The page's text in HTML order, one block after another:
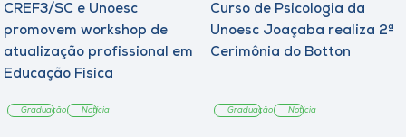
CREF3/SC e Unoesc
promovem workshop de
atualização profissional em
Educação Física
Graduação Notícia
Curso de Psicologia da
Unoesc Joaçaba realiza 2ª
Cerimônia do Botton
Graduação Notícia